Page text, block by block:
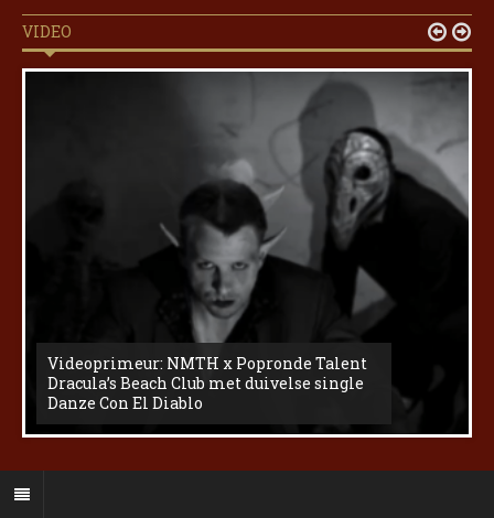
VIDEO
Videoprimeur: NMTH x Popronde Talent
Dracula’s Beach Club met duivelse single
Danze Con El Diablo
 